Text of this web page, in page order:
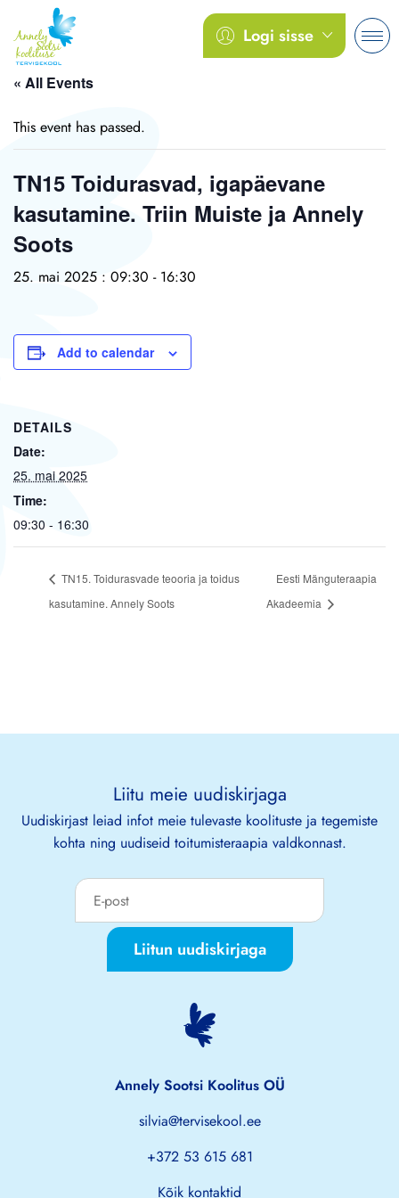
Logi sisse
« All Events
This event has passed.
TN15 Toidurasvad, igapäevane
kasutamine. Triin Muiste ja Annely
Soots
25. mai 2025 : 09:30 - 16:30
Add to calendar
DETAILS
Date:
25. mai 2025
Time:
09:30 - 16:30
TN15. Toidurasvade teooria ja toidus
kasutamine. Annely Soots
Eesti Mänguteraapia
Akadeemia
Liitu meie uudiskirjaga
Uudiskirjast leiad infot meie tulevaste koolituste ja tegemiste
kohta ning uudiseid toitumisteraapia valdkonnast.
Liitun uudiskirjaga
Annely Sootsi Koolitus OÜ
silvia@tervisekool.ee
+372 53 615 681
Kõik kontaktid